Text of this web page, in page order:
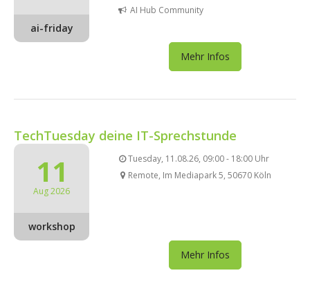
ai-friday
AI Hub Community
Mehr Infos
TechTuesday deine IT-Sprechstunde
11
Aug 2026
workshop
Tuesday, 11.08.26, 09:00 - 18:00 Uhr
Remote, Im Mediapark 5, 50670 Köln
Mehr Infos